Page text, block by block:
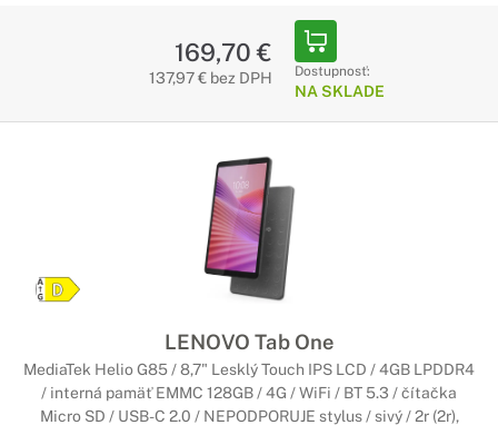
169,70 €
137,97 € bez DPH Dostupnosť:
NA SKLADE
LENOVO Tab One
MediaTek Helio G85 / 8,7" Lesklý Touch IPS LCD / 4GB LPDDR4
/ interná pamäť EMMC 128GB / 4G / WiFi / BT 5.3 / čítačka
Micro SD / USB-C 2.0 / NEPODPORUJE stylus / sivý / 2r (2r),